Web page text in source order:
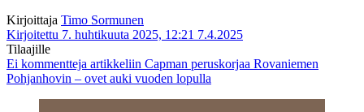
Kirjoittaja Timo Sormunen
Kirjoitettu 7. huhtikuuta 2025, 12:21 7.4.2025
Tilaajille
Ei kommentteja artikkeliin Capman peruskorjaa Rovaniemen
Pohjanhovin – ovet auki vuoden lopulla